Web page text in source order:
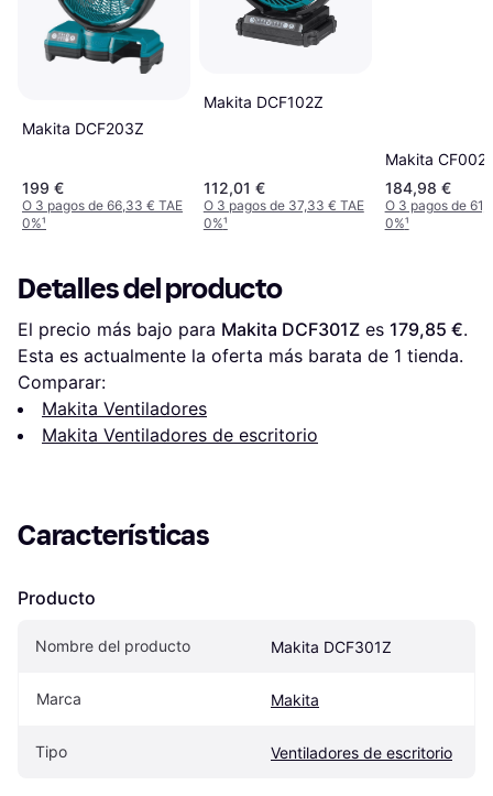
Makita DCF203Z
199 €
O 3 pagos de 66,33 € TAE
0%¹
Makita DCF102Z
112,01 €
O 3 pagos de 37,33 € TAE
0%¹
Makita
184,98 €
O 3 pagos de
0%¹
Detalles del producto
El precio más bajo para Makita DCF301Z es 179,85 €.
Esta es actualmente la oferta más barata de 1 tienda.
Comparar:
Makita Ventiladores
Makita Ventiladores de escritorio
Características
Producto
Nombre del producto Makita DCF301Z
Marca Makita
Tipo Ventiladores de escritorio